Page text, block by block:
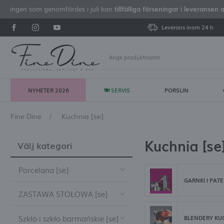
som genomfördes i juli kan tillfälliga förseningar i leveransen
Leverans inom 24 h
NYHETER 2026 🍽 SERVIS PORSLIN
Fine Dine Kuchnia [se]
Välj kategori
Porcelana [se]
a'la carte Fine Dine [se]
Fine Dine Aurum [se]
a'la carte Porland [se]
ZASTAWA STOŁOWA [se]
Talerze [se]
Szkło i szkło barmańskie [se]
Kuchnia
GARNKI I
BLENDERY